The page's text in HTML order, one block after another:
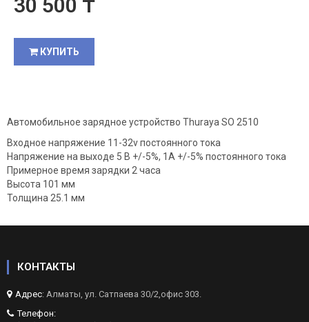
price
30 500 ₸
КУПИТЬ
Автомобильное зарядное устройство Thuraya SO 2510
Входное напряжение 11-32v постоянного тока
Напряжение на выходе 5 В +/-5%, 1А +/-5% постоянного тока
Примерное время зарядки 2 часа
Высота 101 мм
Толщина 25.1 мм
КОНТАКТЫ
Адрес: Алматы, ул. Сатпаева 30/2,офис 303.
Телефон: